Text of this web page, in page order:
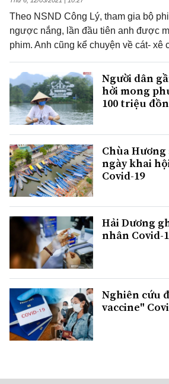
Theo NSND Công Lý, tham gia bộ
ngược nắng, lần đầu tiên anh được
phim. Anh cũng kể chuyện về cát- xê
Người dân
hởi mong
100 triệu
Chùa
ngày khai
Covid-19
Hải Dương
nhân Covid-
Nghiên cứu
vaccine"